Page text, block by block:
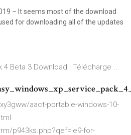
– It seems most of the download
for downloading all of the updates
4 Beta 3 Download | Télécharge ...
aact-portable-windows-10-
p943ks.php?qef=ie9-for-